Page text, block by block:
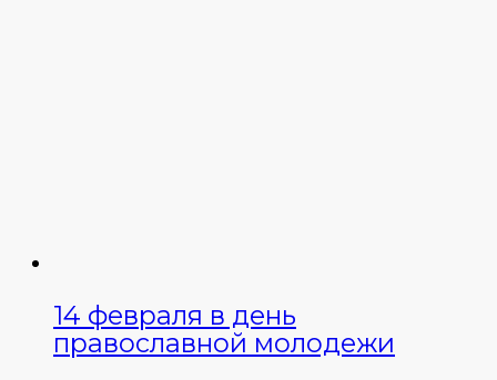
14 февраля в день
православной молодежи